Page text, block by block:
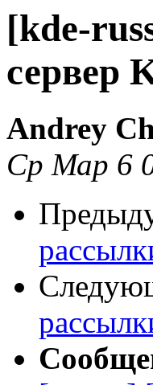
[kde-
сервер
Andrey
Ср Мар 6